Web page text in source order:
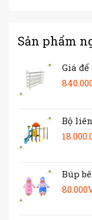
Sản phẩm
Giá
Bộ
Búp
80.000